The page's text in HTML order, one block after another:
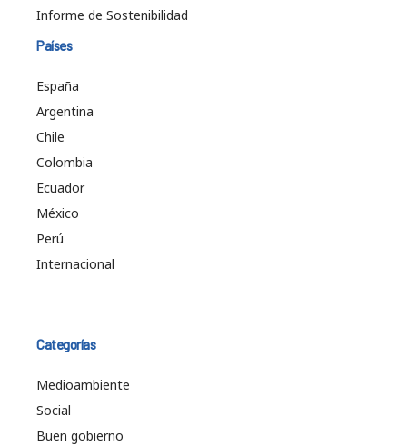
Informe de Sostenibilidad
Países
España
Argentina
Chile
Colombia
Ecuador
México
Perú
Internacional
Categorías
Medioambiente
Social
Buen gobierno